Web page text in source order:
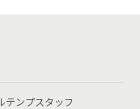
テンプスタッフ